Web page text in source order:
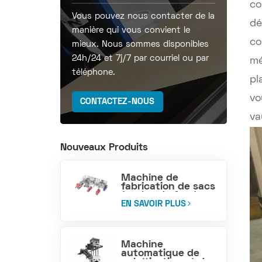
Vous pouvez nous contacter de la
manière qui vous convient le
mieux. Nous sommes disponibles
24h/24 et 7j/7 par courriel ou par
téléphone.
CONTACTEZ-NOUS
Nouveaux Produits
Machine de
fabrication de sacs
bloc tissé PP
EN SAVOIR PLUS
Machine
automatique de